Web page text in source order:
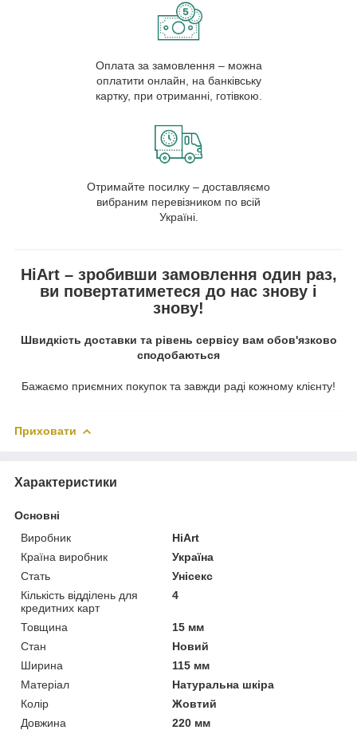
Оплата за замовлення – можна
оплатити онлайн, на банківську
картку, при отриманні, готівкою.
Отримайте посилку – доставляємо
вибраним перевізником по всій
Україні.
HiArt – зробивши замовлення один раз,
ви повертатиметеся до нас знову і
знову!
Швидкість доставки та рівень сервісу вам обов'язково
сподобаються
Бажаємо приємних покупок та завжди раді кожному клієнту!
Приховати
Характеристики
Основні
Виробник
HiArt
Країна виробник
Україна
Стать
Унісекс
Кількість відділень для
кредитних карт
4
Товщина
15 мм
Стан
Новий
Ширина
115 мм
Матеріал
Натуральна шкіра
Колір
Жовтий
Довжина
220 мм